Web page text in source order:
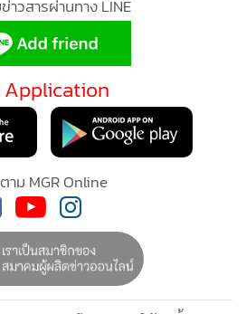
าวสารผ่านทาง LINE
Application
าม MGR Online